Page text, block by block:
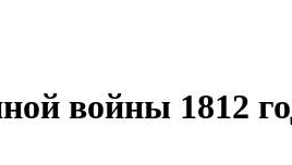
войны 1812